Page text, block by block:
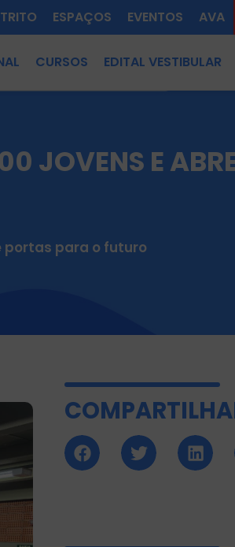
ESPAÇOS EVENTOS AVA
CURSOS EDITAL VESTIBULAR
JOVENS E
portas para o futuro